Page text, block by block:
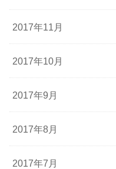
2017年11月
2017年10月
2017年9月
2017年8月
2017年7月